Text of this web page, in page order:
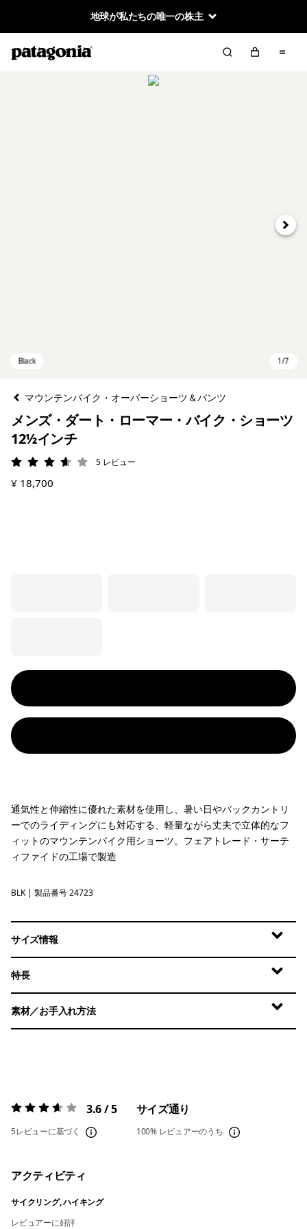
地球が私たちの唯一の株主
次へ
マウンテンバイク・オーバーショーツ＆パンツ
メンズ・ダート・ローマー・バイク・ショーツ
12½インチ
評価: 3.6 / 5
5 レビュー
¥ 18,700
通気性と伸縮性に優れた素材を使用し、暑い日やバックカントリ
ーでのライディングにも対応する、軽量ながら丈夫で立体的なフ
ィットのマウンテンバイク用ショーツ。フェアトレード・サーテ
ィファイドの工場で製造
Black
BLK | 製品番号 24723
サイズ情報
特長
素材／お手入れ方法
評価:3.6 / 5 3.6 / 5
5レビューに基づく
サイズ通り
100% レビュアーのうち
アクティビティ
サイクリング, ハイキング
レビュアーに好評